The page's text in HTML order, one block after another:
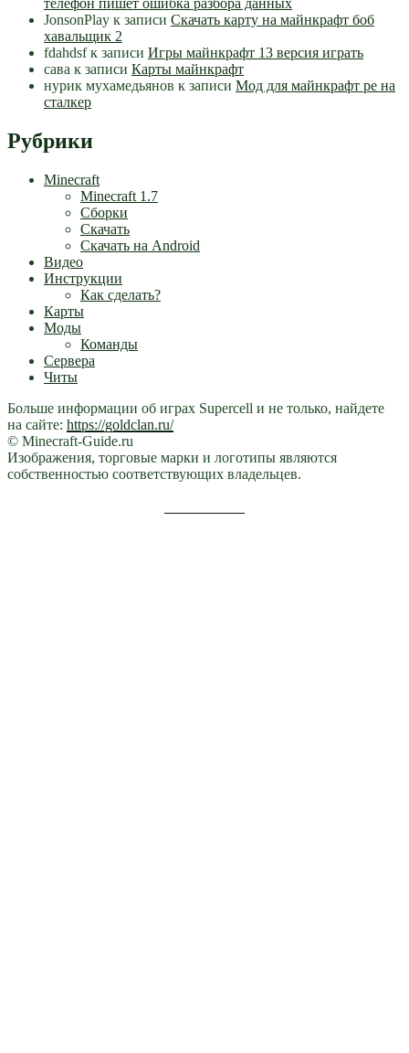
телефон пишет ошибка разбора данных
JonsonPlay к записи Скачать карту на майнкрафт боб
хавальщик 2
fdahdsfк записи Игры майнкрафт 13 версия играть
сава к записи Карты майнкрафт
нурик мухамедьянов к записи Мод для майнкрафт pe на
сталкер
Рубрики
Minecraft
Minecraft 1.7
Сборки
Скачать
Скачать на Android
Видео
Инструкции
Как сделать?
Карты
Моды
Команды
Сервера
Читы
Больше информации об играх Supercell и не только, найдете
на сайте: https://goldclan.ru/
© Minecraft-Guide.ru
Изображения, торговые марки и логотипы являются
собственностью соответствующих владельцев.